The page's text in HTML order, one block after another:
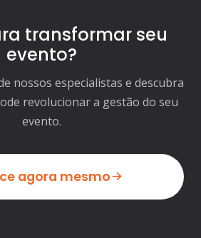
transformar seu
evento?
nossos especialistas e descubra
revolucionar a gestão do seu
evento.
agora mesmo